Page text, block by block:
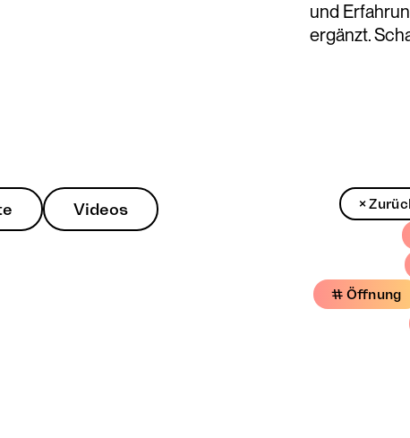
und
ergänzt.
Videos ×
# Öffnung